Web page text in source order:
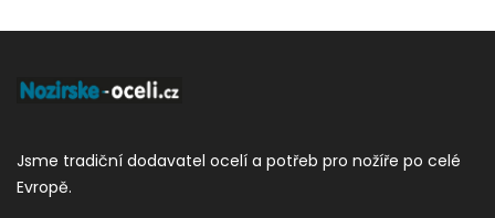
Jsme tradiční dodavatel ocelí a potřeb pro nožíře po celé
Evropě.